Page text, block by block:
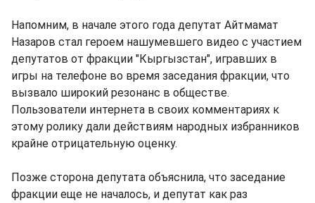
Напомним, в начале этого года депутат Айтмамат
Назаров стал героем нашумевшего видео с участием
депутатов от фракции "Кыргызстан", игравших в
игры на телефоне во время заседания фракции, что
вызвало широкий резонанс в обществе.
Пользователи интернета в своих комментариях к
этому ролику дали действиям народных избранников
крайне отрицательную оценку.
Позже сторона депутата объяснила, что заседание
фракции еще не началось, и депутат как раз